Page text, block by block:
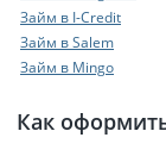
Займ в I-Credit
Займ в Salem
Займ в Mingo
Как